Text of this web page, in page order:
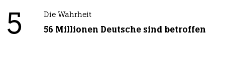
5 Die Wahrheit
56 Millionen Deutsche sind betroffen